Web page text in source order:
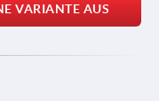
VARIANTE AUS